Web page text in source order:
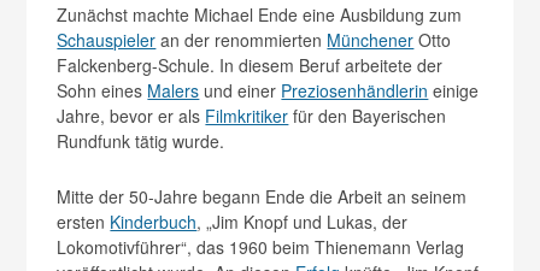
Zunächst machte Michael Ende eine Ausbildung zum
Schauspieler an der renommierten Münchener Otto
Falckenberg-Schule. In diesem Beruf arbeitete der
Sohn eines Malers und einer Preziosenhändlerin einige
Jahre, bevor er als Filmkritiker für den Bayerischen
Rundfunk tätig wurde.
Mitte der 50-Jahre begann Ende die Arbeit an seinem
ersten Kinderbuch, „Jim Knopf und Lukas, der
Lokomotivführer“, das 1960 beim Thienemann Verlag